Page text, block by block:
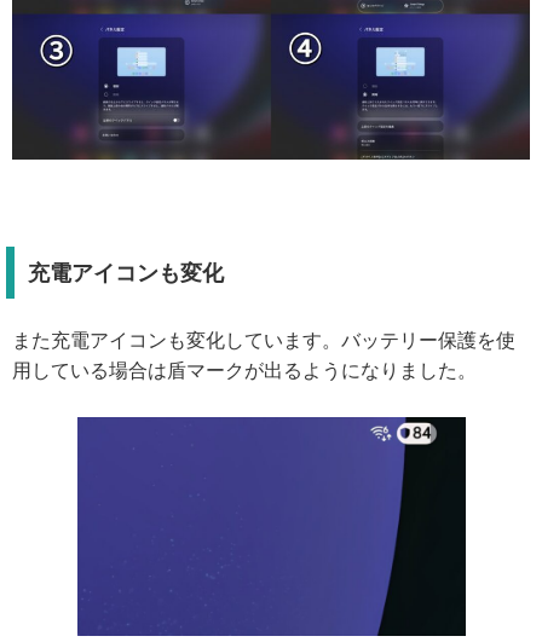
充電アイコンも変化
また充電アイコンも変化しています。バッテリー保護を使
用している場合は盾マークが出るようになりました。